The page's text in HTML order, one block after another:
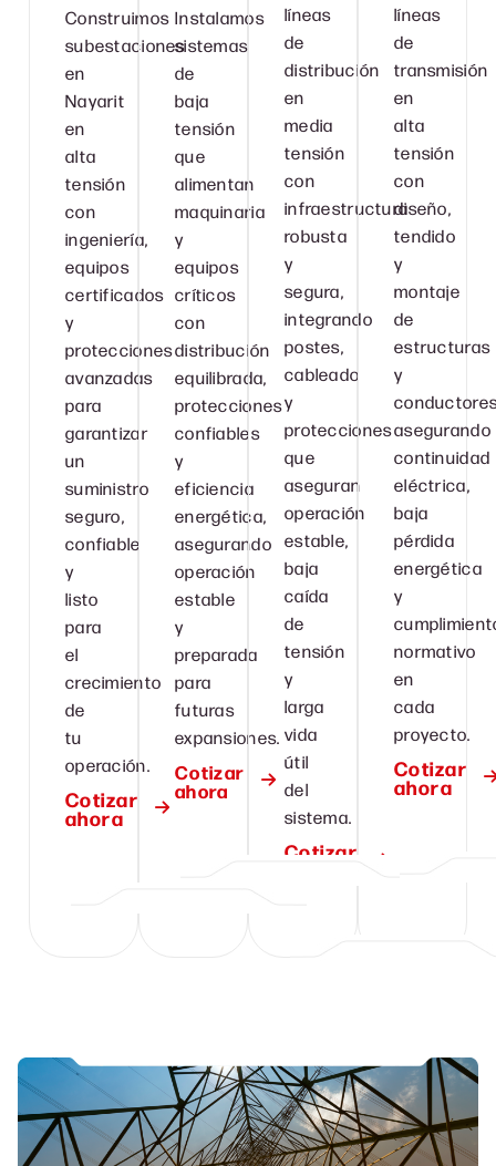
Construimos
subestaciones
en
Nayarit
en
alta
tensión
con
ingeniería,
equipos
certificados
y
protecciones
avanzadas
para
garantizar
un
suministro
seguro,
confiable
y
listo
para
el
crecimiento
de
tu
operación.
Cotizar
ahora
Instalamos
sistemas
de
baja
tensión
que
alimentan
maquinaria
y
equipos
críticos
con
distribución
equilibrada,
protecciones
confiables
y
eficiencia
energética,
asegurando
operación
estable
y
preparada
para
futuras
expansiones.
Cotizar
ahora
líneas
de
distribución
en
media
tensión
con
infraestructura
robusta
y
segura,
integrando
postes,
cableado
y
protecciones
que
aseguran
operación
estable,
baja
caída
de
tensión
y
larga
vida
útil
del
sistema.
Cotizar
líneas
de
transmisión
en
alta
tensión
con
diseño,
tendido
y
montaje
de
estructuras
y
asegurando
continuidad
eléctrica,
baja
pérdida
energética
y
normativo
en
cada
proyecto.
Cotizar
ahora